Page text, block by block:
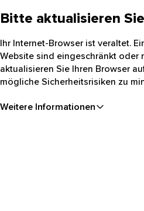
Bitte aktualisieren
Ihr Internet-Browser ist veraltet.
Website sind eingeschränkt oder
aktualisieren Sie Ihren Browser
mögliche Sicherheitsrisiken zu
Weitere Informationen